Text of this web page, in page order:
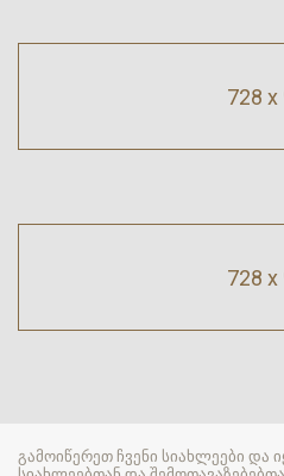
728 x
728 x
გამოიწერეთ ჩვენი სიახლეები და